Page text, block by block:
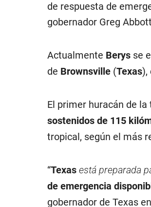
de respuesta de
gobernador Greg
Actualmente Berys se
de Brownsville (Texas),
El primer huracán de
sostenidos de 115
tropical, según el más
“Texas está preparada
de emergencia
gobernador de Texas